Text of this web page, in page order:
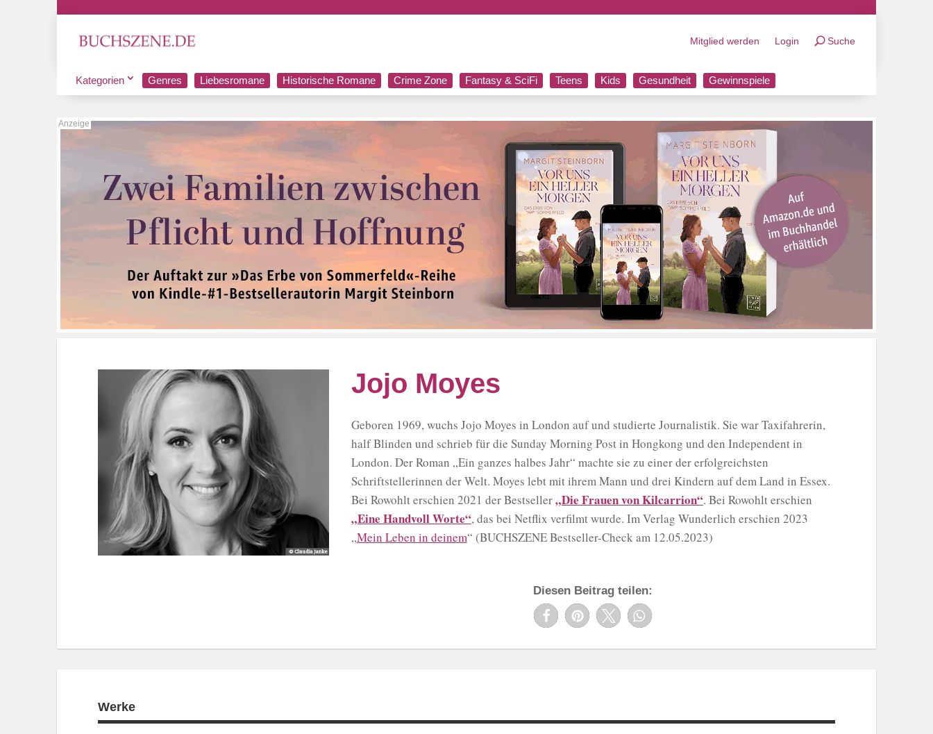
Mitglied werden Login Suche
Kategorien Genres Liebesromane Historische Romane Crime Zone Fantasy & SciFi Teens Kids Gesundheit Gewinnspiele
Jojo Moyes
Geboren 1969, wuchs Jojo Moyes in London auf und studierte Journalistik. Sie war Taxifahrerin,
half Blinden und schrieb für die Sunday Morning Post in Hongkong und den Independent in
London. Der Roman „Ein ganzes halbes Jahr“ machte sie zu einer der erfolgreichsten
Schriftstellerinnen der Welt. Moyes lebt mit ihrem Mann und drei Kindern auf dem Land in Essex.
Bei Rowohlt erschien 2021 der Bestseller„Die Frauen von Kilcarrion“. Bei Rowohlt erschien
„Eine Handvoll Worte“, das bei Netflix verfilmt wurde. Im Verlag Wunderlich erschien 2023
„Mein Leben in deinem“ (BUCHSZENE Bestseller-Check am 12.05.2023)
Diesen Beitrag teilen:
Werke